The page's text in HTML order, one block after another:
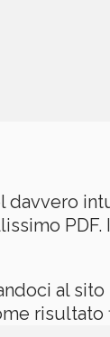
al sito
risultato